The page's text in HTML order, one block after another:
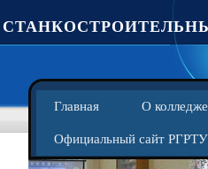
Главная О колледже
Официальный сайт РГРТУ